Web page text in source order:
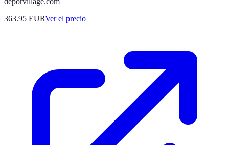
363.95 EURVer el precio